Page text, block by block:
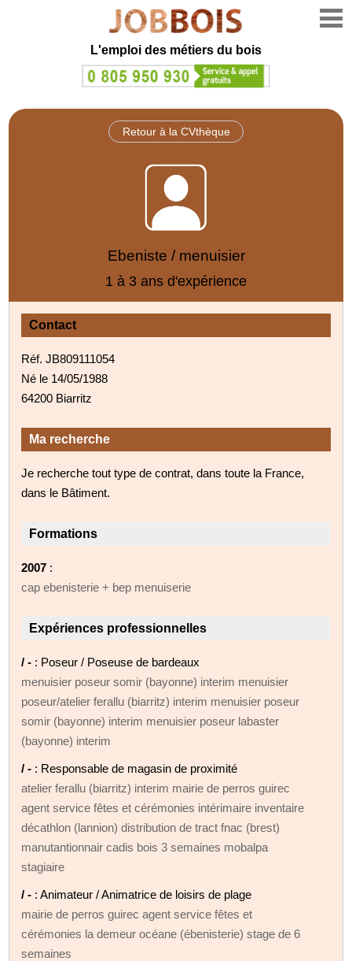
L'emploi des métiers du bois
Retour à la CVthèque
Ebeniste / menuisier
1 à 3 ans d'expérience
Contact
Réf. JB809111054
Né le 14/05/1988
64200 Biarritz
Ma recherche
Je recherche tout type de contrat, dans toute la France,
dans le Bâtiment.
Formations
2007 :
cap ebenisterie + bep menuiserie
Expériences professionnelles
/ - : Poseur / Poseuse de bardeaux
menuisier poseur somir (bayonne) interim menuisier
poseur/atelier ferallu (biarritz) interim menuisier poseur
somir (bayonne) interim menuisier poseur labaster
(bayonne) interim
/ - : Responsable de magasin de proximité
atelier ferallu (biarritz) interim mairie de perros guirec
agent service fêtes et cérémonies intérimaire inventaire
décathlon (lannion) distribution de tract fnac (brest)
manutantionnair cadis bois 3 semaines mobalpa
stagiaire
/ - : Animateur / Animatrice de loisirs de plage
mairie de perros guirec agent service fêtes et
cérémonies la demeur océane (ébenisterie) stage de 6
semaines